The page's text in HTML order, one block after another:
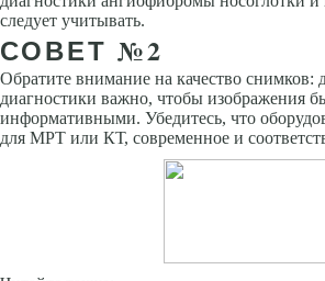
следует учитывать.
СОВЕТ №2
Обратите внимание на качество снимков:
диагностики важно, чтобы изображения
информативными. Убедитесь, что
для МРТ или КТ, современное и